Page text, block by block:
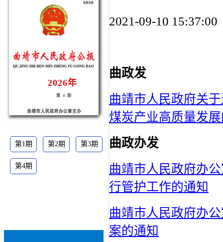
2026年
第4期
第1期 第2期 第3期
第4期
2021-09-10
曲政发
曲靖市人民政府关
煤炭产业高质量发
曲政办发
曲靖市人民政府办
行管护工作的通知
曲靖市人民政府办
案的通知